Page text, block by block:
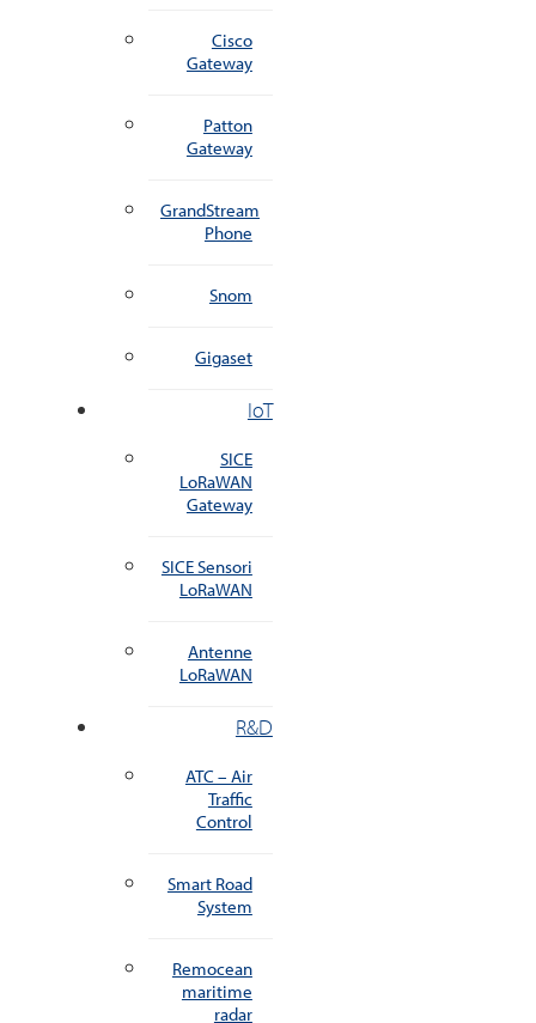
Cisco
Gateway
Patton
Gateway
GrandStream
Phone
Snom
Gigaset
IoT
SICE
LoRaWAN
Gateway
SICE Sensori
LoRaWAN
Antenne
LoRaWAN
R&D
ATC – Air
Traffic
Control
Smart Road
System
Remocean
maritime
radar